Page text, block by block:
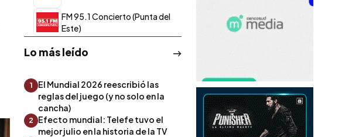
FM 95.1 Concierto (Punta del
Este)
Lo más leído
1
El Mundial 2026 reescribió las
reglas del juego (y no solo en la
cancha)
2
Efecto mundial: Telefe tuvo el
mejor julio en la historia de la TV